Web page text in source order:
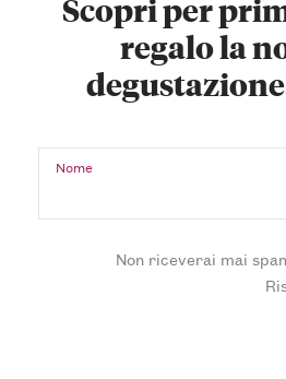
Scopri per
regalo la
Nome
Non riceverai mai